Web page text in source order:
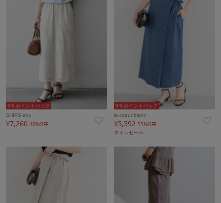
5％ポイントバック
SHIPS any
¥7,260 40%OFF
5％ポイントバック
le.coeur blanc
¥5,59255%OFF
タイムセール